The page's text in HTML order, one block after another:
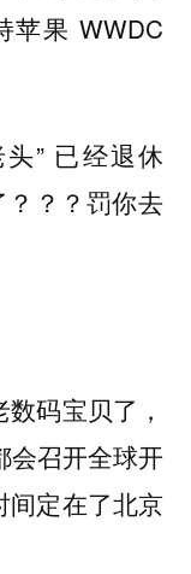
苹果 WWDC
” 已经退休
？？罚你去
码宝贝了，
会召开全球开
间定在了北京